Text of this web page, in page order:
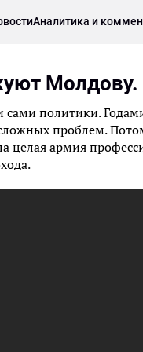
Аналитика и
политики.
проблем.
целая армия